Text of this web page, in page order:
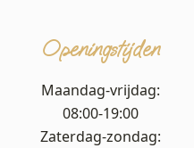
Openingstijden
Maandag-vrijdag:
08:00-19:00
Zaterdag-zondag: